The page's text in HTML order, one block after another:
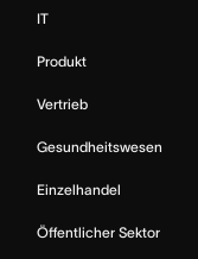
IT
Produkt
Vertrieb
Gesundheitswesen
Einzelhandel
Öffentlicher Sektor